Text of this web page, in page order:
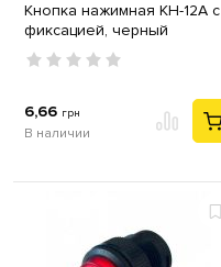
Кнопка нажимная КН-12А с
фиксацией, черный
6,66 грн
В наличии